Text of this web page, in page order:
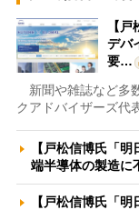
【
デバ
要…
新聞や雑誌など多
クアドバイザーズ代
【戸松信博氏「
端半導体の製造
【戸松信博氏「